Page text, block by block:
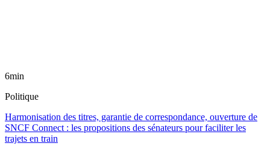
6min
Politique
Harmonisation des titres, garantie de correspondance, ouverture de
SNCF Connect : les propositions des sénateurs pour faciliter les
trajets en train